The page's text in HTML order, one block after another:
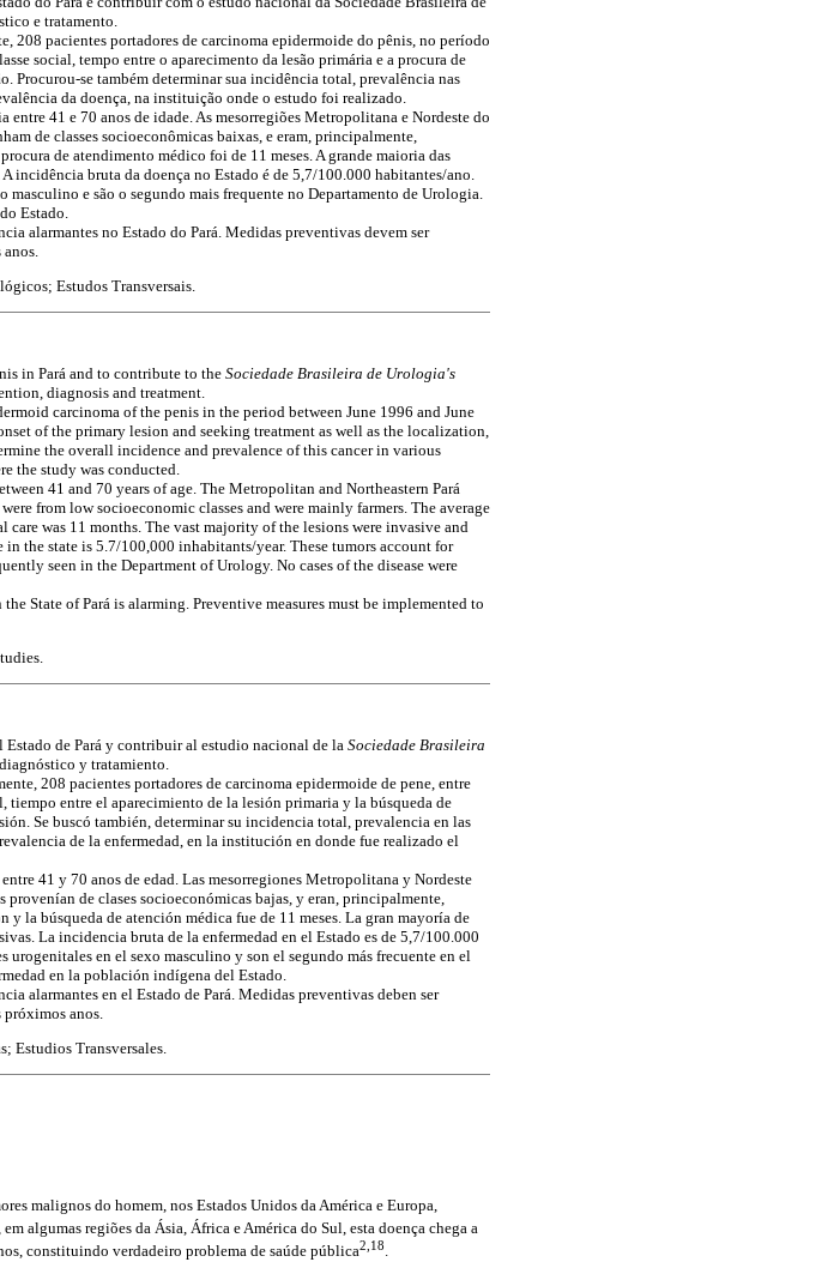
e tratamento.
208 pacientes portadores de carcinoma epidermoide do pênis, no período
social, tempo entre o aparecimento da lesão primária e a procura de
Procurou-se também determinar sua incidência total, prevalência nas
da doença, na instituição onde o estudo foi realizado.
41 e 70 anos de idade. As mesorregiões Metropolitana e Nordeste do
de classes socioeconômicas baixas, e eram, principalmente,
de atendimento médico foi de 11 meses. A grande maioria das
incidência bruta da doença no Estado é de 5,7/100.000 habitantes/ano.
masculino e são o segundo mais frequente no Departamento de Urologia.
Estado.
alarmantes no Estado do Pará. Medidas preventivas devem ser
anos.
Estudos Transversais.
in Pará and to contribute to theSociedade Brasileira de Urologia's
diagnosis and treatment.
carcinoma of the penis in the period between June 1996 and June
of the primary lesion and seeking treatment as well as the localization,
the overall incidence and prevalence of this cancer in various
the study was conducted.
41 and 70 years of age. The Metropolitan and Northeastern Pará
from low socioeconomic classes and were mainly farmers. The average
was 11 months. The vast majority of the lesions were invasive and
the state is 5.7/100,000 inhabitants/year. These tumors account for
seen in the Department of Urology. No cases of the disease were
State of Pará is alarming. Preventive measures must be implemented to
de Pará y contribuir al estudio nacional de la Sociedade Brasileira
y tratamiento.
208 pacientes portadores de carcinoma epidermoide de pene, entre
entre el aparecimiento de la lesión primaria y la búsqueda de
Se buscó también, determinar su incidencia total, prevalencia en las
de la enfermedad, en la institución en donde fue realizado el
41 y 70 anos de edad. Las mesorregiones Metropolitana y Nordeste
de clases socioeconómicas bajas, y eran, principalmente,
la búsqueda de atención médica fue de 11 meses. La gran mayoría de
La incidencia bruta de la enfermedad en el Estado es de 5,7/100.000
urogenitales en el sexo masculino y son el segundo más frecuente en el
en la población indígena del Estado.
alarmantes en el Estado de Pará. Medidas preventivas deben ser
anos.
Estudios Transversales.
malignos do homem, nos Estados Unidos da América e Europa,
algumas regiões da Ásia, África e América do Sul, esta doença chega a
constituindo verdadeiro problema de saúde pública2,18.